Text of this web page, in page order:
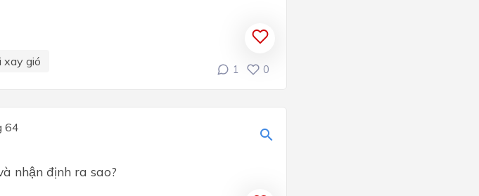
xay gió
1 0
64
nhận định ra sao?